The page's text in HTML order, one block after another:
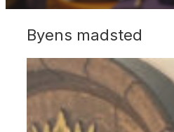
Byens madsted